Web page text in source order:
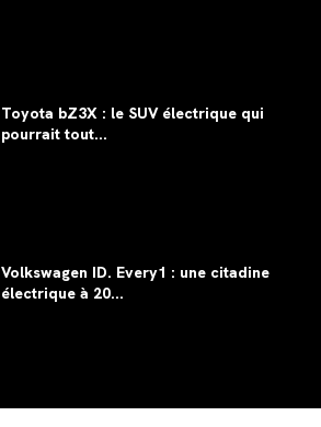
Toyota bZ3X : le SUV électrique qui
pourrait tout...
Volkswagen ID. Every1 : une citadine
électrique à 20...